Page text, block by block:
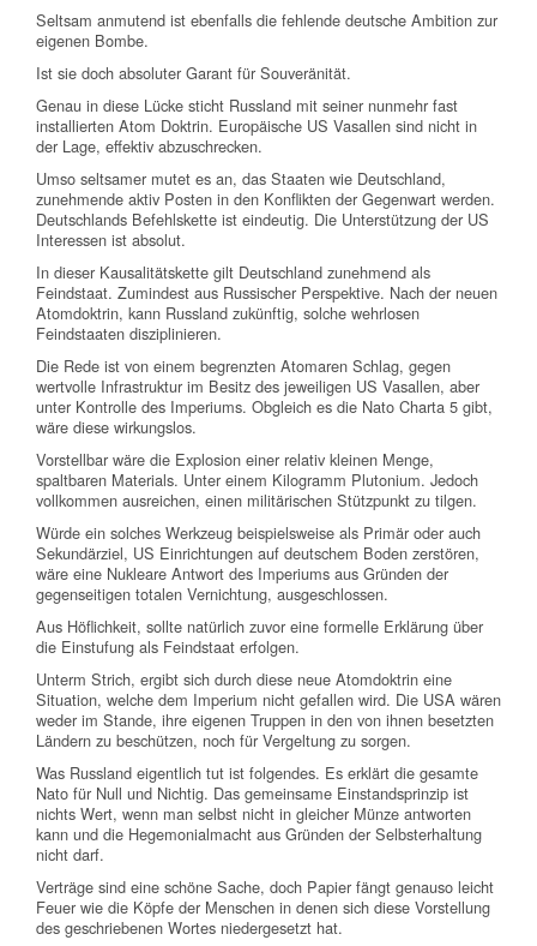
Seltsam anmutend ist ebenfalls die fehlende deutsche Ambition zur
eigenen Bombe.
Ist sie doch absoluter Garant für Souveränität.
Genau in diese Lücke sticht Russland mit seiner nunmehr fast
installierten Atom Doktrin. Europäische US Vasallen sind nicht in
der Lage, effektiv abzuschrecken.
Umso seltsamer mutet es an, das Staaten wie Deutschland,
zunehmende aktiv Posten in den Konflikten der Gegenwart werden.
Deutschlands Befehlskette ist eindeutig. Die Unterstützung der US
Interessen ist absolut.
In dieser Kausalitätskette gilt Deutschland zunehmend als
Feindstaat. Zumindest aus Russischer Perspektive. Nach der neuen
Atomdoktrin, kann Russland zukünftig, solche wehrlosen
Feindstaaten disziplinieren.
Die Rede ist von einem begrenzten Atomaren Schlag, gegen
wertvolle Infrastruktur im Besitz des jeweiligen US Vasallen, aber
unter Kontrolle des Imperiums. Obgleich es die Nato Charta 5 gibt,
wäre diese wirkungslos.
Vorstellbar wäre die Explosion einer relativ kleinen Menge,
spaltbaren Materials. Unter einem Kilogramm Plutonium. Jedoch
vollkommen ausreichen, einen militärischen Stützpunkt zu tilgen.
Würde ein solches Werkzeug beispielsweise als Primär oder auch
Sekundärziel, US Einrichtungen auf deutschem Boden zerstören,
wäre eine Nukleare Antwort des Imperiums aus Gründen der
gegenseitigen totalen Vernichtung, ausgeschlossen.
Aus Höflichkeit, sollte natürlich zuvor eine formelle Erklärung über
die Einstufung als Feindstaat erfolgen.
Unterm Strich, ergibt sich durch diese neue Atomdoktrin eine
Situation, welche dem Imperium nicht gefallen wird. Die USA wären
weder im Stande, ihre eigenen Truppen in den von ihnen besetzten
Ländern zu beschützen, noch für Vergeltung zu sorgen.
Was Russland eigentlich tut ist folgendes. Es erklärt die gesamte
Nato für Null und Nichtig. Das gemeinsame Einstandsprinzip ist
nichts Wert, wenn man selbst nicht in gleicher Münze antworten
kann und die Hegemonialmacht aus Gründen der Selbsterhaltung
nicht darf.
Verträge sind eine schöne Sache, doch Papier fängt genauso leicht
Feuer wie die Köpfe der Menschen in denen sich diese Vorstellung
des geschriebenen Wortes niedergesetzt hat.